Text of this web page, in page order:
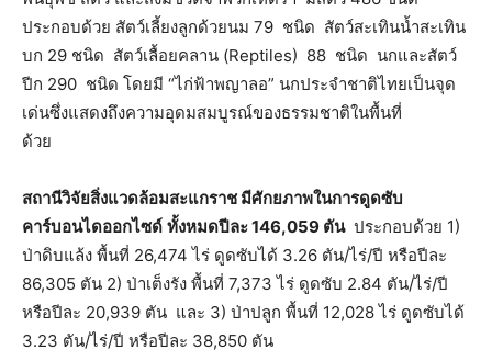
ประกอบด้วย สัตว์เลี้ยงลูกด้วยนม 79 ชนิด สัตว์สะเทินน้ำสะเทิน
บก 29 ชนิด สัตว์เลื้อยคลาน (Reptiles) 88 ชนิด นกและสัตว์
ปีก 290 ชนิด โดยมี “ไก่ฟ้าพญาลอ” นกประจำชาติไทยเป็นจุด
เด่นซึ่งแสดงถึงความอุดมสมบูรณ์ของธรรมชาติในพื้นที่
ด้วย
สถานีวิจัยสิ่งแวดล้อมสะแกราช มีศักยภาพในการดูดซับ
คาร์บอนไดออกไซด์ ทั้งหมดปีละ 146,059 ตันประกอบด้วย 1)
ป่าดิบแล้ง พื้นที่ 26,474 ไร่ ดูดซับได้ 3.26 ตัน/ไร่/ปี หรือปีละ
86,305 ตัน 2) ป่าเต็งรัง พื้นที่ 7,373 ไร่ ดูดซับ 2.84 ตัน/ไร่/ปี
หรือปีละ 20,939 ตัน และ 3) ป่าปลูก พื้นที่ 12,028 ไร่ ดูดซับได้
3.23 ตัน/ไร่/ปี หรือปีละ 38,850 ตัน